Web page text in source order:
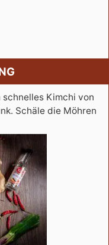
Kimchi von
Schäle die Möhren